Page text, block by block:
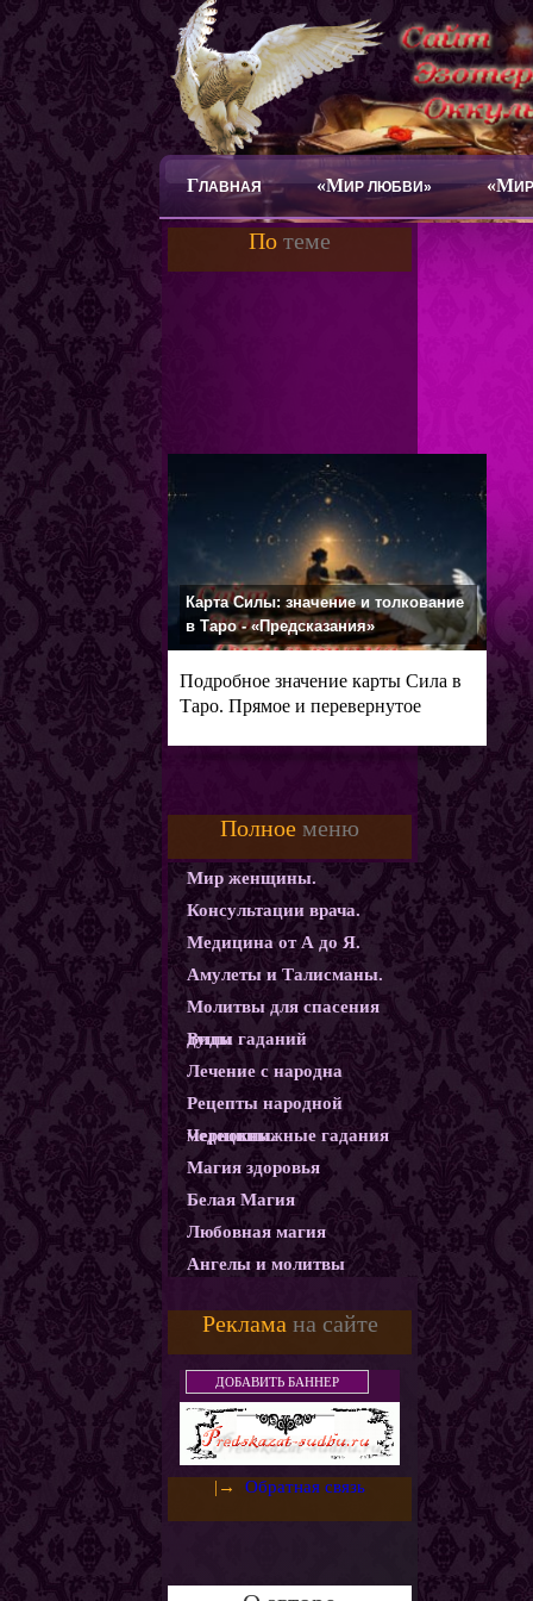
ГЛАВНАЯ «МИР ЛЮБВИ» «М
По теме
Карта Силы: значение и толкование
в Таро - «Предсказания»
Подробное значение карты Сила в
Таро. Прямое и перевернутое
Полное меню
Мир женщины.
Консультации врача.
Медицина от А до Я.
Амулеты и Талисманы.
Молитвы для спасения
души
Виды гаданий
Лечение с народна
Рецепты народной
медецины.
Чернокнижные гадания
Магия здоровья
Белая Магия
Любовная магия
Ангелы и молитвы
Магические ритуалы
Демоны и Бесы
Колдовство
Магия защиты
Использование монет как
амулетов и талисманов
Слияние с деньгами.
Денежный горшочек
Золотое денежное
Реклама на сайте
ДОБАВИТЬ БАННЕР
|→ Обратная связь